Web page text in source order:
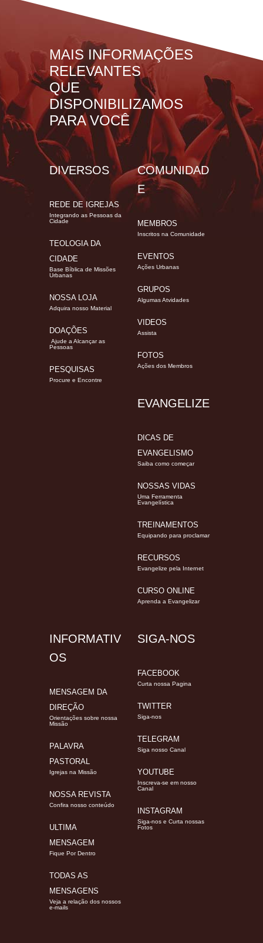
MAIS INFORMAÇÕES
RELEVANTES
QUE
DISPONIBILIZAMOS
PARA VOCÊ
DIVERSOS
REDE DE IGREJAS
Integrando as Pessoas da
Cidade
TEOLOGIA DA
CIDADE
Base Bíblica de Missões
Urbanas
NOSSA LOJA
Adquira nosso Material
DOAÇÕES
Ajude a Alcançar as
Pessoas
PESQUISAS
Procure e Encontre
COMUNIDAD
E
MEMBROS
Inscritos na Comunidade
EVENTOS
Ações Urbanas
GRUPOS
Algumas Atvidades
VIDEOS
Assista
FOTOS
Ações dos Membros
EVANGELIZE
DICAS DE
EVANGELISMO
Saiba como começar
NOSSAS VIDAS
Uma Ferramenta
Evangelística
TREINAMENTOS
Equipando para proclamar
RECURSOS
Evangelize pela Internet
CURSO ONLINE
Aprenda a Evangelizar
INFORMATIV
OS
MENSAGEM DA
DIREÇÃO
Orientações sobre nossa
Missão
PALAVRA
PASTORAL
Igrejas na Missão
NOSSA REVISTA
Confira nosso conteúdo
ULTIMA
MENSAGEM
Fique Por Dentro
TODAS AS
MENSAGENS
Veja a relação dos nossos
e-mails
SIGA-NOS
FACEBOOK
Curta nossa Pagina
TWITTER
Siga-nos
TELEGRAM
Siga nosso Canal
YOUTUBE
Inscreva-se em nosso
Canal
INSTAGRAM
Siga-nos e Curta nossas
Fotos